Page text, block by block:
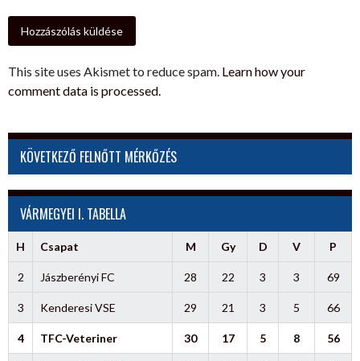
This site uses Akismet to reduce spam. Learn how your
comment data is processed.
KÖVETKEZŐ FELNŐTT MÉRKŐZÉS
VÁRMEGYEI I. TABELLA
H Csapat M Gy D V P
2 Jászberényi FC 28 22 3 3 69
3 Kenderesi VSE 29 21 3 5 66
4 TFC-Veteriner 30 17 5 8 56